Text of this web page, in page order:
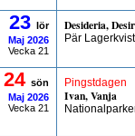
23 lör
Maj 2026
Vecka 21
Desideria,
Pär
24 sön
Maj 2026
Vecka 21
Pingstdagen
Ivan, Vanja